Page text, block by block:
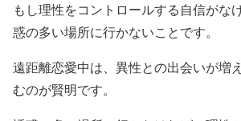
もし理性をコントロールする自信がな
惑の多い場所に行かないことです。
遠距離恋愛中は、異性との出会いが増
むのが賢明です。